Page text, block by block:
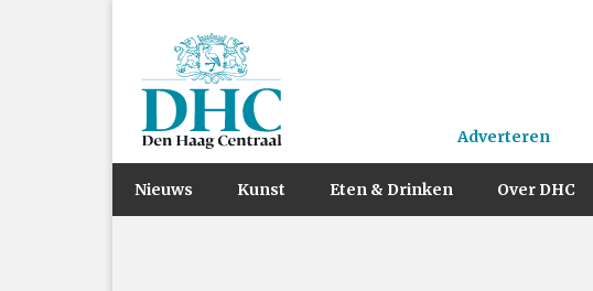
Adverteren
Nieuws Kunst Eten & Drinken Over DHC